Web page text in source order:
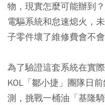
物，現實怎麼可能辦到
電驅系統和怠速熄火，
子零件壞了維修費會不會
為了驗證這套系統在實
KOL「鄒小捷」團隊日
測，挑戰一桶油「基隆